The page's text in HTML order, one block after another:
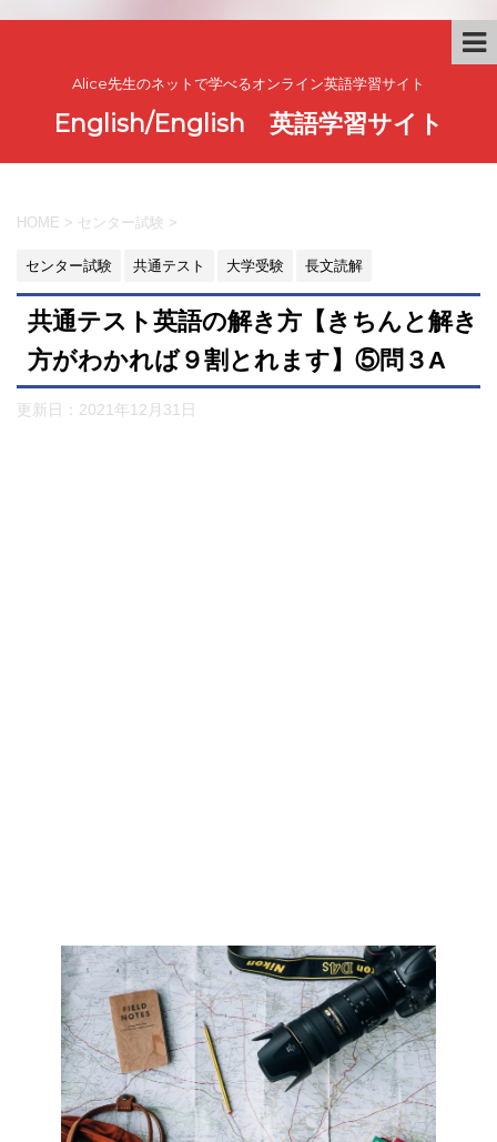
Alice先生のネットで学べるオンライン英語学習サイト
English/English 英語学習サイト
HOME > センター試験 >
センター試験 共通テスト 大学受験 長文読解
共通テスト英語の解き方【きちんと解き
方がわかれば９割とれます】⑤問３A
更新日： 2021年12月31日